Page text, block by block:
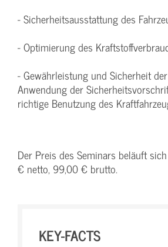
- Sicherheitsausstattung des
- Optimierung des
- Gewährleistung und Sicherheit
Anwendung der
richtige Benutzung des
Der Preis des Seminars beläuft
€ netto, 99,00 € brutto.
KEY-FACTS